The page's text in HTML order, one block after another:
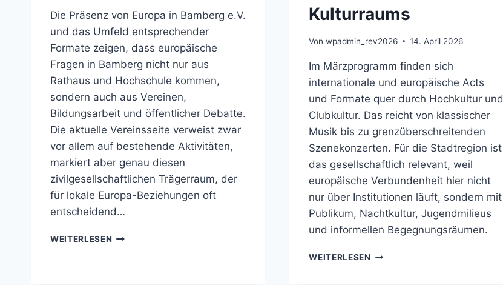
Die Präsenz von Europa in Bamberg e.V.
und das Umfeld entsprechender
Formate zeigen, dass europäische
Fragen in Bamberg nicht nur aus
Rathaus und Hochschule kommen,
sondern auch aus Vereinen,
Bildungsarbeit und öffentlicher Debatte.
Die aktuelle Vereinsseite verweist zwar
vor allem auf bestehende Aktivitäten,
markiert aber genau diesen
zivilgesellschaftlichen Trägerraum, der
für lokale Europa-Beziehungen oft
entscheidend…
WEITERLESEN EUROPA
Kulturraums
Von wpadmin_rev2026 14. April 2026
Im Märzprogramm finden sich
internationale und europäische Acts
und Formate quer durch Hochkultur und
Clubkultur. Das reicht von klassischer
Musik bis zu grenzüberschreitenden
Szenekonzerten. Für die Stadtregion ist
das gesellschaftlich relevant, weil
europäische Verbundenheit hier nicht
nur über Institutionen läuft, sondern mit
Publikum, Nachtkultur, Jugendmilieus
und informellen Begegnungsräumen.
WEITERLESEN INTERNATIONALE